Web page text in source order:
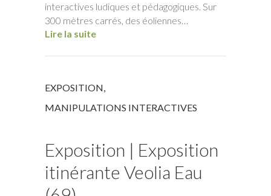
interactives ludiques et pédagogiques. Sur
300 mètres carrés, des éoliennes…
Lire la suite
EXPOSITION,
MANIPULATIONS INTERACTIVES
Exposition | Exposition
itinérante Veolia Eau